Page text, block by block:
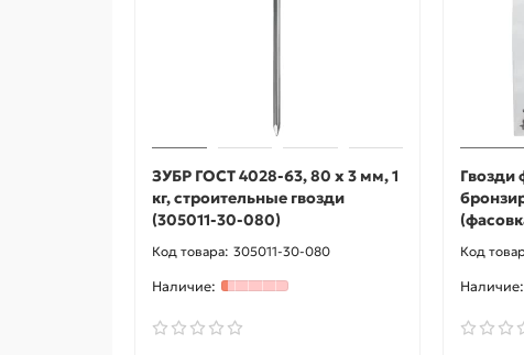
ЗУБР ГОСТ 4028-63, 80 x 3 мм, 1
кг, строительные гвозди
(305011-30-080)
305011-30-080